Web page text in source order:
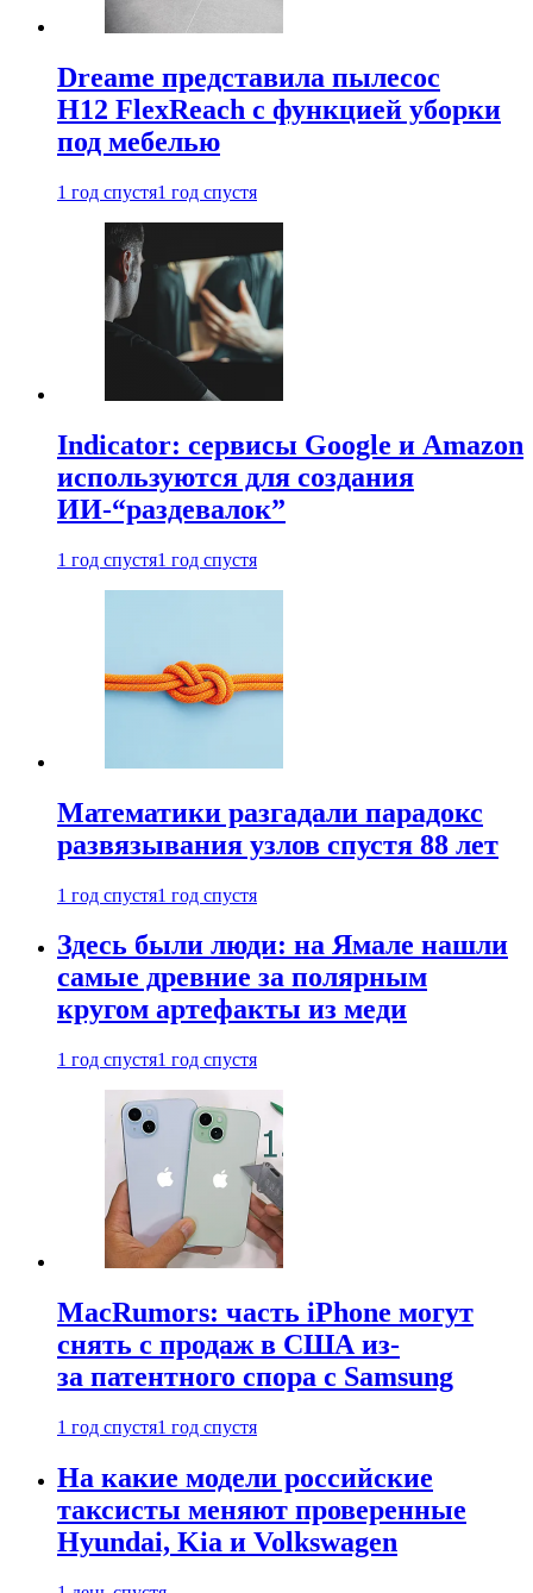
Dreame представила пылесос
H12 FlexReach с функцией уборки
под мебелью
1 год спустя1 год спустя
Indicator: сервисы Google и Amazon
используются для создания
ИИ-“раздевалок”
1 год спустя1 год спустя
Математики разгадали парадокс
развязывания узлов спустя 88 лет
1 год спустя1 год спустя
Здесь были люди: на Ямале нашли
самые древние за полярным
кругом артефакты из меди
1 год спустя1 год спустя
MacRumors: часть iPhone могут
снять с продаж в США из-
за патентного спора с Samsung
1 год спустя1 год спустя
На какие модели российские
таксисты меняют проверенные
Hyundai, Kia и Volkswagen